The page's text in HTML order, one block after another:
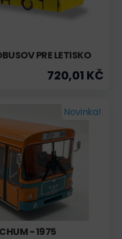
PRE LETISKO
720,01 KČ
Novinka!
- 1975